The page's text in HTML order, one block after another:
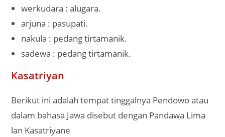
werkudara : alugara.
arjuna : pasupati.
nakula : pedang tirtamanik.
sadewa : pedang tirtamanik.
Kasatriyan
Berikut ini adalah tempat tinggalnya Pendowo atau
dalam bahasa Jawa disebut dengan Pandawa Lima
lan Kasatriyane